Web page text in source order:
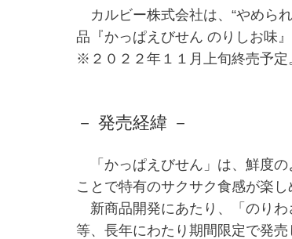
カルビー株式会社は、“やめら
品『かっぱえびせん のりしお味
※２０２２年１１月上旬終売予定
－ 発売経緯 －
「かっぱえびせん」は、鮮度の
ことで特有のサクサク食感が楽し
新商品開発にあたり、「のりわ
等、長年にわたり期間限定で発